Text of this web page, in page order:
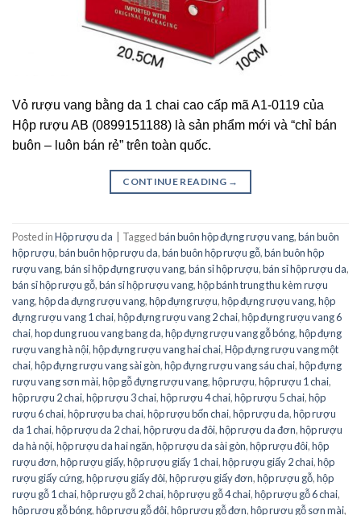
Vỏ rượu vang bằng da 1 chai cao cấp mã A1-0119 của
Hộp rượu AB (0899151188) là sản phẩm mới và “chỉ bán
buôn – luôn bán rẻ” trên toàn quốc.
CONTINUE READING →
Posted inHộp rượu da Taggedbán buôn hộp đựng rượu vang,bán buôn
hộp rượu,bán buôn hộp rượu da,bán buôn hộp rượu gỗ,bán buôn hộp
rượu vang,bán sỉ hộp đựng rượu vang,bán sỉ hộp rượu,bán sỉ hộp rượu da,
bán sỉ hộp rượu gỗ,bán sỉ hộp rượu vang,hộp bánh trung thu kèm rượu
vang,hộp da đựng rượu vang,hộp đựng rượu,hộp đựng rượu vang,hộp
đựng rượu vang 1 chai,hộp đựng rượu vang 2 chai,hộp đựng rượu vang 6
chai,hop dung ruou vang bang da,hộp đựng rượu vang gỗ bóng,hộp đựng
rượu vang hà nội,hộp đựng rượu vang hai chai,Hộp đựng rượu vang một
chai,hộp đựng rượu vang sài gòn,hộp đựng rượu vang sáu chai,hộp đựng
rượu vang sơn mài,hộp gỗ đựng rượu vang,hộp rượu,hộp rượu 1 chai,
hộp rượu 2 chai,hộp rượu 3 chai,hộp rượu 4 chai,hộp rượu 5 chai,hộp
rượu 6 chai,hộp rượu ba chai,hộp rượu bốn chai,hộp rượu da,hộp rượu
da 1 chai,hộp rượu da 2 chai,hộp rượu da đôi,hộp rượu da đơn,hộp rượu
da hà nội,hộp rượu da hai ngăn,hộp rượu da sài gòn,hộp rượu đôi,hộp
rượu đơn,hộp rượu giấy,hộp rượu giấy 1 chai,hộp rượu giấy 2 chai,hộp
rượu giấy cứng,hộp rượu giấy đôi,hộp rượu giấy đơn,hộp rượu gỗ,hộp
rượu gỗ 1 chai,hộp rượu gỗ 2 chai,hộp rượu gỗ 4 chai,hộp rượu gỗ 6 chai,
hộp rượu gỗ bóng,hộp rượu gỗ đôi,hộp rượu gỗ đơn,hộp rượu gỗ sơn mài,